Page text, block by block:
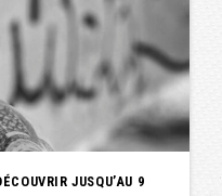
JUSQU’AU 9